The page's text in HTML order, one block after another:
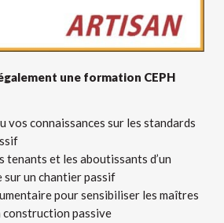
une formation CEPH
vos connaissances sur les standards
tenants et les aboutissants d’un
sur un chantier passif
pour sensibiliser les maîtres
construction passive